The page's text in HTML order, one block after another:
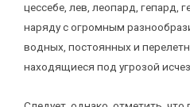
цессебе, лев, леопард, гепард,
наряду с огромным
водных, постоянных и
находящиеся под угрозой